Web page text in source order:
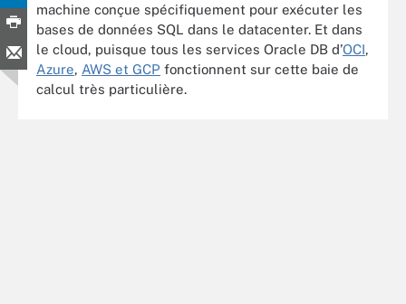
machine conçue spécifiquement pour exécuter les
bases de données SQL dans le datacenter. Et dans
le cloud, puisque tous les services Oracle DB d’OCI,
Azure, AWS et GCP fonctionnent sur cette baie de
calcul très particulière.